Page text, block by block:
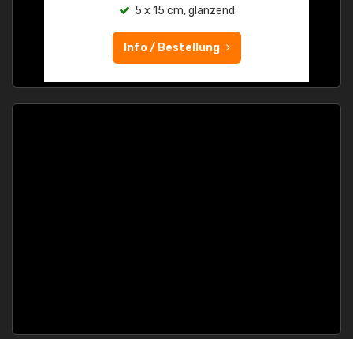
5 x 15 cm, glänzend
Info / Bestellung